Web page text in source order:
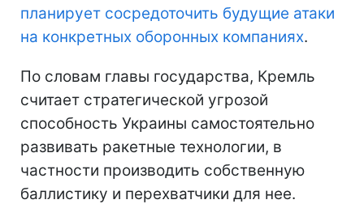
планирует сосредоточить будущие атаки
на конкретных оборонных компаниях.
По словам главы государства, Кремль
считает стратегической угрозой
способность Украины самостоятельно
развивать ракетные технологии, в
частности производить собственную
баллистику и перехватчики для нее.